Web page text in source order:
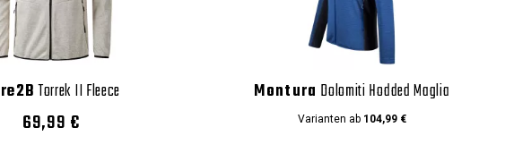
Torrek II Fleece
69,99 €
Montura Dolomiti Hodded Maglia
Varianten ab104,99 €